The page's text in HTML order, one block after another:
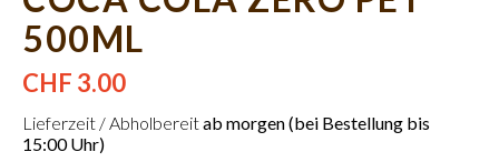
500ML
CHF 3.00
Lieferzeit / Abholbereitab morgen (bei Bestellung bis
15:00 Uhr)